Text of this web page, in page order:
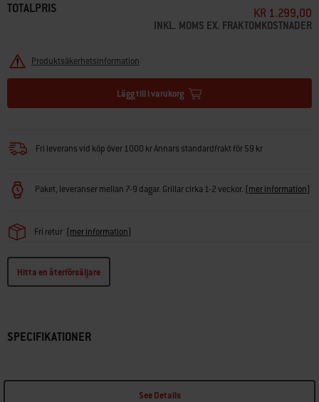
• Ångkoka fisk och grönsaker över hela grillytan
• Diska dina varmhållningsfat i diskmaskinen
TOTALPRIS KR 1.299,00
INKL. MOMS EX. FRAKTOMKOSTNADER
Produktsäkerhetsinformation
Lägg till i varukorg
Fri leverans vid köp över 1000 kr Annars standardfrakt för 59 kr
Paket, leveranser mellan 7-9 dagar. Grillar cirka 1-2 veckor. (mer information)
Fri retur (mer information)
Hitta en återförsäljare
SPECIFIKATIONER
See Details